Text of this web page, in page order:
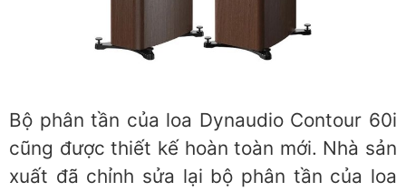
Bộ phân tần của loa Dynaudio Contour 60i
cũng được thiết kế hoàn toàn mới. Nhà sản
xuất đã chỉnh sửa lại bộ phân tần của loa